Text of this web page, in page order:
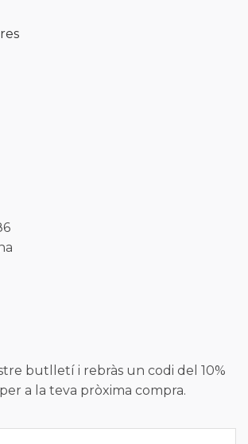
butlletí i rebràs un codi del 10%
a la teva pròxima compra.